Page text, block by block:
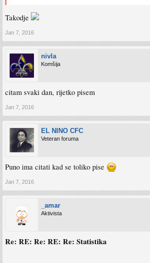
Takodje
Jan 7, 2016
nivla
Komšija
citam svaki dan, rijetko pisem
Jan 7, 2016
EL NINO CFC
Veteran foruma
Puno ima citati kad se toliko pise
Jan 7, 2016
_amar
Aktivista
Re: RE: Re: RE: Re: Statistika